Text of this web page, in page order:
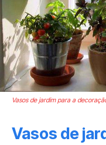
Vasos de jardim para a
Vasos de